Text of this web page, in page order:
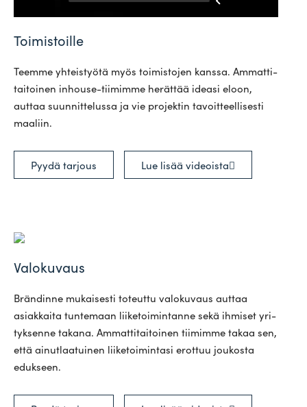
Toimistoille
Teemme yhteis­työtä myös toi­mis­tojen kanssa. Ammat­ti­
tai­toinen inhouse-tii­mimme herättää ideasi eloon,
auttaa suun­nit­te­lussa ja vie pro­jektin tavoit­teel­li­sesti
maaliin.
Pyydä tarjous Lue lisää videoista
Valokuvaus
Brän­dinne mukai­sesti toteuttu valo­kuvaus auttaa
asiak­kaita tun­temaan lii­ke­toi­min­tanne sekä ihmiset yri­
tyk­senne takana. Ammat­ti­tai­toinen tii­mimme takaa sen,
että ainut­laa­tuinen lii­ke­toi­mintasi erottuu jou­kosta
edukseen.